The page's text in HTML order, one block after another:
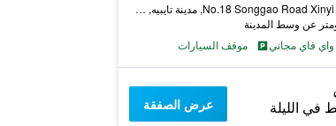
No.18 Songgao Road Xinyi District, مدينة تايبيه, تايوان
واي فاي مجاني
موقف السيارات
في الليلة عرض الصفقة